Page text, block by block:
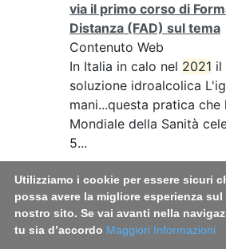
via il primo corso di
Distanza (FAD) sul tema
Contenuto Web
In Italia in calo nel 2021 il
soluzione idroalcolica
mani...questa pratica che
Mondiale della Sanità
5...
Comunicato Stampa
in Italia circa 800mila
rispetto al 2019.
sigarette a tabacco
Utilizziamo i cookie per essere sicuri
possa avere la migliore esperienza sul
nostro sito. Se vai avanti nella
tu sia d’accordo Maggiori Informazioni